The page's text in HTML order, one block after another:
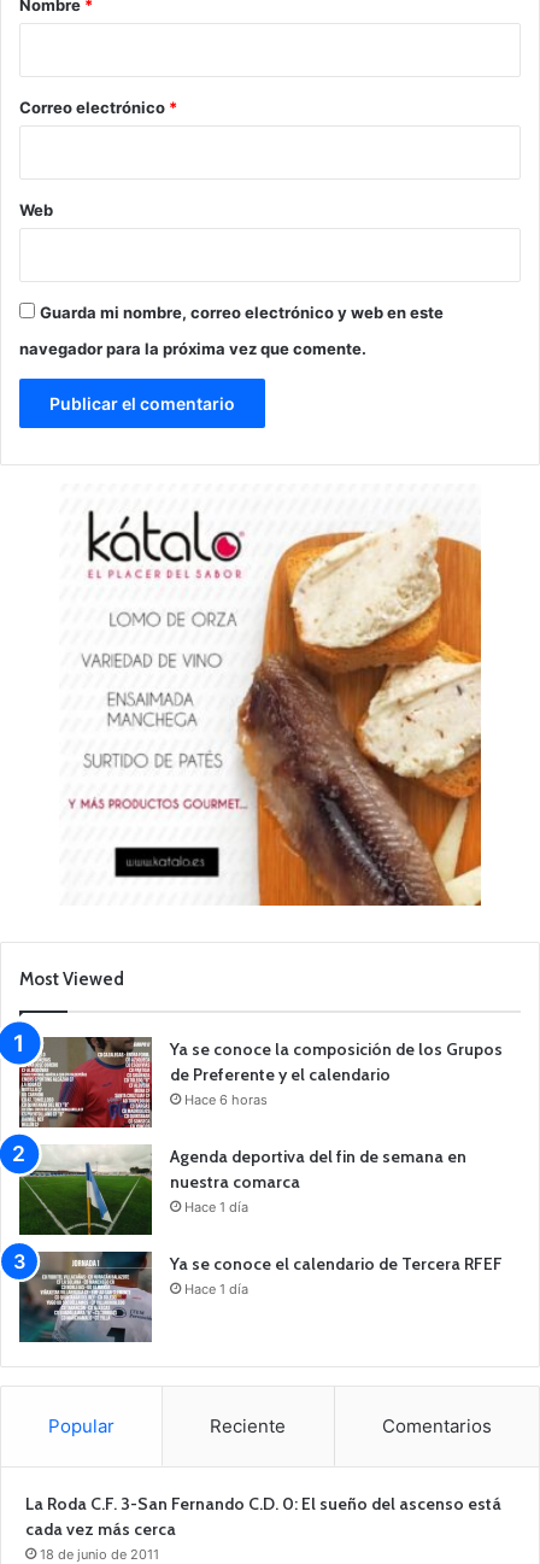
*
Nombre *
Correo electrónico *
Web
Guarda mi nombre, correo electrónico y web en este
navegador para la próxima vez que comente.
Most Viewed
Ya se conoce la composición de los Grupos
de Preferente y el calendario
Hace 6 horas
Agenda deportiva del fin de semana en
nuestra comarca
Hace 1 día
Ya se conoce el calendario de Tercera RFEF
Hace 1 día
Popular Reciente Comentarios
La Roda C.F. 3-San Fernando C.D. 0: El sueño del ascenso está
cada vez más cerca
18 de junio de 2011